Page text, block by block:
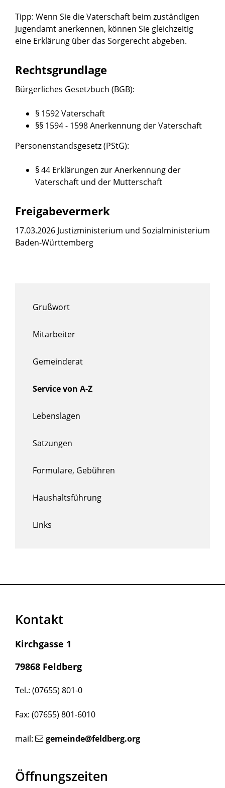
Tipp: Wenn Sie die Vaterschaft beim zuständigen
Jugendamt anerkennen, können Sie gleichzeitig
eine Erklärung über das Sorgerecht abgeben.
Rechtsgrundlage
Bürgerliches Gesetzbuch (BGB):
§ 1592 Vaterschaft
§§ 1594 - 1598 Anerkennung der Vaterschaft
Personenstandsgesetz (PStG):
§ 44 Erklärungen zur Anerkennung der
Vaterschaft und der Mutterschaft
Freigabevermerk
17.03.2026 Justizministerium und Sozialministerium
Baden-Württemberg
Grußwort
Mitarbeiter
Gemeinderat
Service von A-Z
Lebenslagen
Satzungen
Formulare, Gebühren
Haushaltsführung
Links
Kontakt
Kirchgasse 1
79868 Feldberg
Tel.: (07655) 801-0
Fax: (07655) 801-6010
mail: gemeinde@feldberg.org
Öffnungszeiten